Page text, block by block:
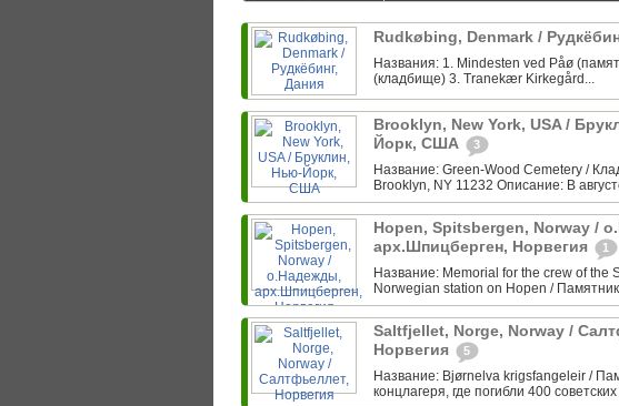
Rudkøbing, Denmark /
Названия: 1. Mindesten ved Påø
(кладбище) 3. Tranekær Kirkegård...
Brooklyn, New York, USA /
Йорк, США
3
Название: Green-Wood Cemetery /
Brooklyn, NY 11232 Описание: В
Hopen, Spitsbergen, Norway /
арх.Шпицберген, Норвегия
1
Название: Memorial for the crew of the
Norwegian station on Hopen /
Saltfjellet, Norge, Norway /
Норвегия
5
Название: Bjørnelva krigsfangeleir /
концлагеря, где погибли 400